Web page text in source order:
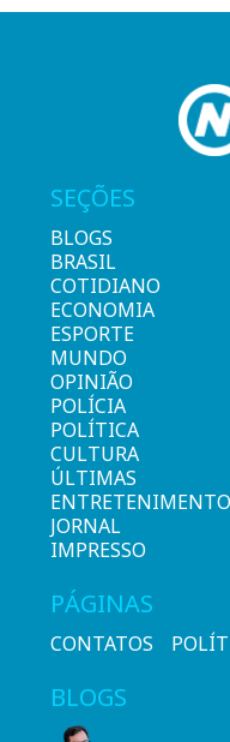
SEÇÕES
BLOGS
BRASIL
COTIDIANO
ECONOMIA
ESPORTE
MUNDO
OPINIÃO
POLÍCIA
POLÍTICA
CULTURA
ÚLTIMAS
ENTRETENIMENTO
JORNAL
IMPRESSO
PÁGINAS
CONTATOS
BLOGS